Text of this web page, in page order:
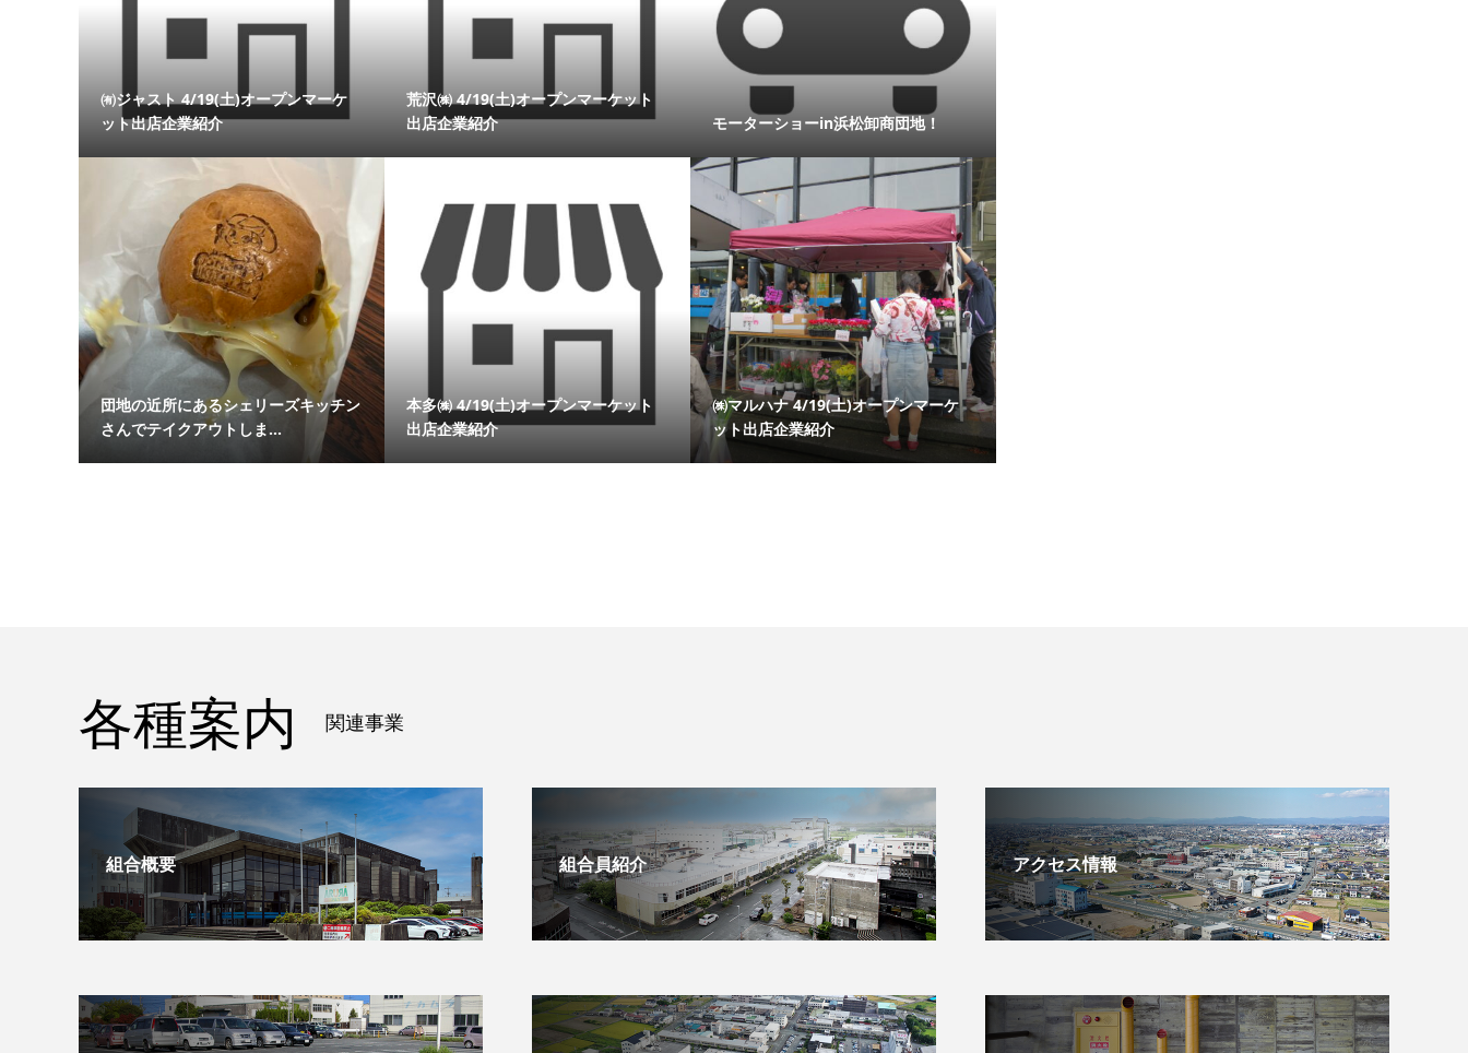
㈲ジャスト 4/19(土)オープンマーケ
ット出店企業紹介
荒沢㈱ 4/19(土)オープンマーケット
出店企業紹介
モーターショーin浜松卸商団地！
団地の近所にあるシェリーズキッチン
さんでテイクアウトしま...
本多㈱ 4/19(土)オープンマーケット
出店企業紹介
㈱マルハナ 4/19(土)オープンマーケ
ット出店企業紹介
各種案内 関連事業
組合概要 組合員紹介 アクセス情報